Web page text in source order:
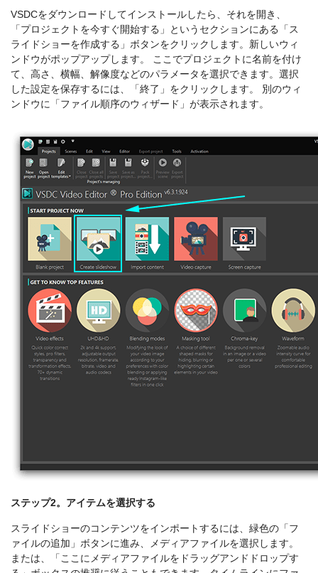
VSDCをダウンロードしてインストールしたら、それを開き、
「プロジェクトを今すぐ開始する」というセクションにある「ス
ライドショーを作成する」ボタンをクリックします。新しいウィ
ンドウがポップアップします。 ここでプロジェクトに名前を付け
て、高さ、横幅、解像度などのパラメータを選択できます。選択
した設定を保存するには、「終了」をクリックします。 別のウィ
ンドウに「ファイル順序のウィザード」が表示されます。
ステップ2。アイテムを選択する
スライドショーのコンテンツをインポートするには、緑色の「フ
ァイルの追加」ボタンに進み、メディアファイルを選択します。
または、「ここにメディアファイルをドラッグアンドドロップす